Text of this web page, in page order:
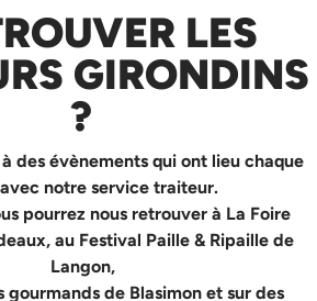
LES
GIRONDINS
?
des évènements qui ont lieu chaque
notre service traiteur.
pourrez nous retrouver à La Foire
au Festival Paille & Ripaille de
Langon,
gourmands de Blasimon et sur des